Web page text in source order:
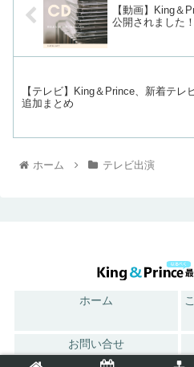
【動画】King＆
公開されました！
【テレビ】King＆Prince、新着テレ
追加まとめ
ホーム テレビ出演
ホーム
お問い合せ